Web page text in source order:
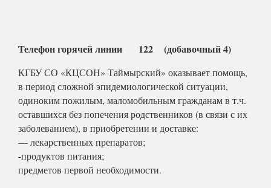
Телефон горячей линии 122 (добавочный 4)
КГБУ СО «КЦСОН» Таймырский» оказывает помощь,
в период сложной эпидемиологической ситуации,
одиноким пожилым, маломобильным гражданам в т.ч.
оставшихся без попечения родственников (в связи с их
заболеванием), в приобретении и доставке:
— лекарственных препаратов;
-продуктов питания;
предметов первой необходимости.